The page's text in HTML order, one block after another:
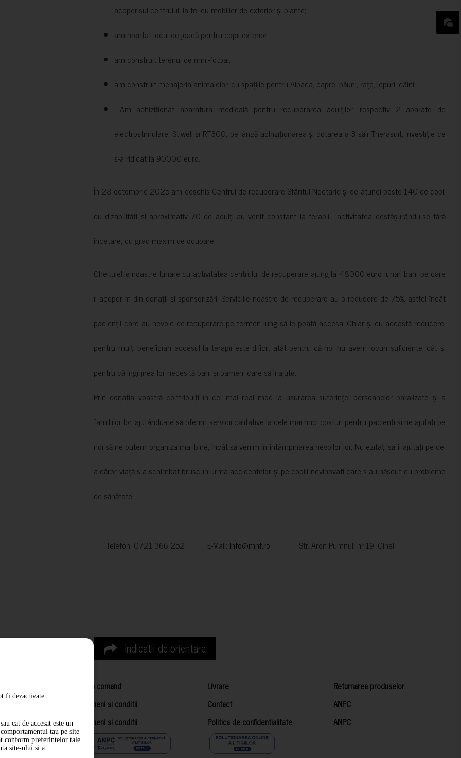
acoperisul centrului, la fel cu mobilier de exterior și plante;
am montat locul de joacă pentru copii exterior;
am construit terenul de mini-fotbal;
am construit menajeria animalelor, cu spațiile pentru Alpaca, capre, păuni, rațe, iepuri, câini;
Am achiziționat aparatura medicală pentru recuperarea adulților, respectiv 2 aparate de
electrostimulare: Stiwell și RT300, pe lângă achiziționarea și dotarea a 3 săli Therasuit, investiție ce
s-a ridicat la 90000 euro.
În 28 octombrie 2025 am deschis Centrul de recuperare Sfântul Nectarie și de atunci peste 140 de copii
cu dizabilități și aproximativ 70 de adulți au venit constant la terapii , activitatea desfășurându-se fără
încetare, cu grad maxim de ocupare.
Cheltuielile noastre lunare cu activitatea centrului de recuperare ajung la 48000 euro lunar, bani pe care
îi acoperim din donații și sponsorizări. Serviciile noastre de recuperare au o reducere de 75%, astfel încât
pacienții care au nevoie de recuperare pe termen lung să le poată accesa. Chiar și cu această reducere,
pentru mulți beneficiari accesul la terapii este dificil, atât pentru că noi nu avem locuri suficiente, cât și
pentru că îngrijirea lor necesită bani și oameni care să îi ajute.
Prin donația voastră contribuiți în cel mai real mod la ușurarea suferinței persoanelor paralizate și a
familiilor lor, ajutându-ne să oferim servicii calitative la cele mai mici costuri pentru pacienți și ne ajutați pe
noi să ne putem organiza mai bine, încât să venim în întâmpinarea nevoilor lor. Nu ezitați să îi ajutați pe cei
a căror viață s-a schimbat brusc în urma accidentelor și pe copiii nevinovati care s-au născut cu probleme
de sănătate!
Telefon: 0721 366 252 E-Mail: info@mnf.ro Str. Aron Pumnul, nr 19, Cihei
Indicatii de orientare
Cum comand Livrare
Returnarea produselor
Termeni si conditii
Contact
ANPC
Termeni si conditii
Politica de confidentialitate ANPC
fi dezactivate
cat de accesat este un
tau pe site
conform preferintelor tale.
site-ului si a